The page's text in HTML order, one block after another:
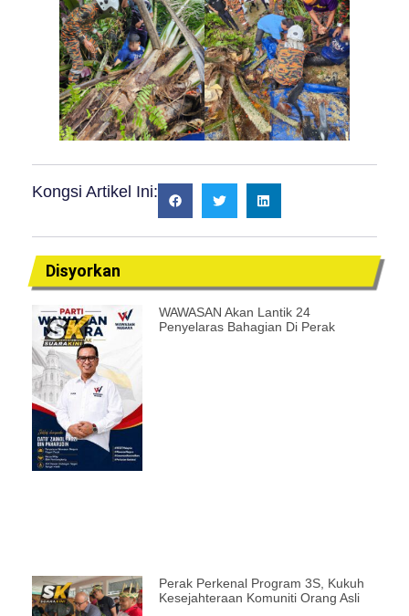
Kongsi Artikel Ini:
Disyorkan
WAWASAN Akan Lantik 24
Penyelaras Bahagian Di Perak
Perak Perkenal Program 3S, Kukuh
Kesejahteraan Komuniti Orang Asli